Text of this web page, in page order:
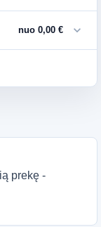
nuo 0,00 € expand_more
prekę -